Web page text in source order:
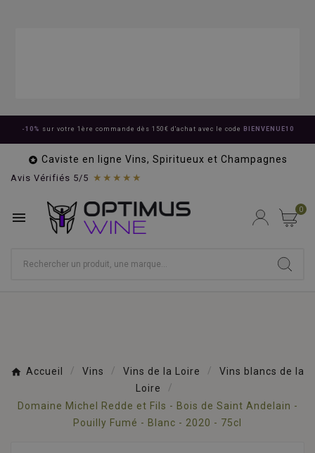
-10% sur votre 1ère commande dès 150€ d'achat avec le code BIENVENUE10
 Caviste en ligne Vins, Spiritueux et Champagnes
Avis Vérifiés 5/5 ★★★★★
 0
Accueil Vins Vins de la Loire
Vins blancs de la
Loire
Domaine Michel Redde et Fils - Bois de Saint Andelain -
Pouilly Fumé - Blanc - 2020 - 75cl